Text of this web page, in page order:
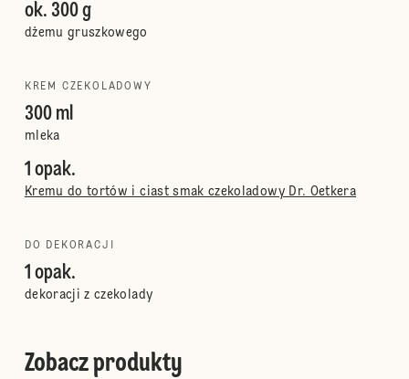
ok. 300 g
dżemu gruszkowego
KREM CZEKOLADOWY
300 ml
mleka
1 opak.
Kremu do tortów i ciast smak czekoladowy Dr. Oetkera
DO DEKORACJI
1 opak.
dekoracji z czekolady
Zobacz produkty